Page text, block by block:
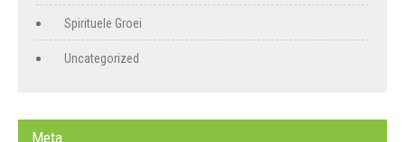
Spirituele Groei
Uncategorized
Meta